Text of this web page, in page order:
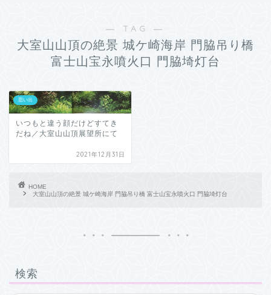
― TAG ―
大室山山頂の絶景 城ケ崎海岸 門脇吊り橋
富士山宝永噴火口 門脇埼灯台
思い出
いつもと違う顔だけどすてき
だね／大室山山頂展望所にて
2021年12月31日
HOME
大室山山頂の絶景 城ケ崎海岸 門脇吊り橋 富士山宝永噴火口 門脇埼灯台
検索